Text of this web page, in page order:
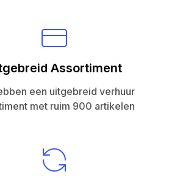
Assortiment
een uitgebreid verhuur
met ruim 900 artikelen